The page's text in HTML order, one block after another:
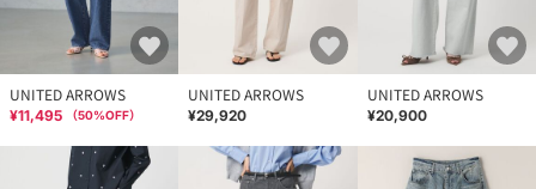
UNITED ARROWS
¥11,495 （50%OFF）
UNITED ARROWS
¥29,920
UNITED ARROWS
¥20,900